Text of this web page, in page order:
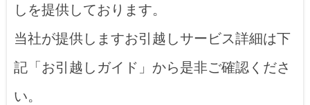
しを提供しております。
当社が提供しますお引越しサービス詳細は下
記「お引越しガイド」から是非ご確認くださ
い。